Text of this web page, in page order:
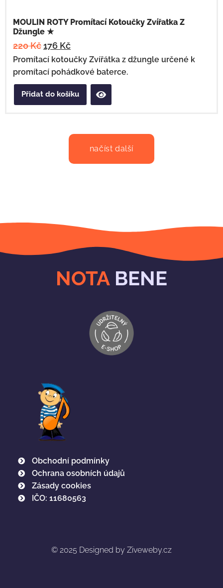
MOULIN ROTY Promítací Kotoučky Zvířatka Z
Džungle ★
220Kč176 Kč
Promítací kotoučky Zvířátka z džungle určené k
promítací pohádkové baterce.
Přidat do košíku
načíst další
NOTA BENE
Obchodní podmínky
Ochrana osobních údajů
Zásady cookies
IČO: 11680563
© 2025 Designed by Ziveweby.cz